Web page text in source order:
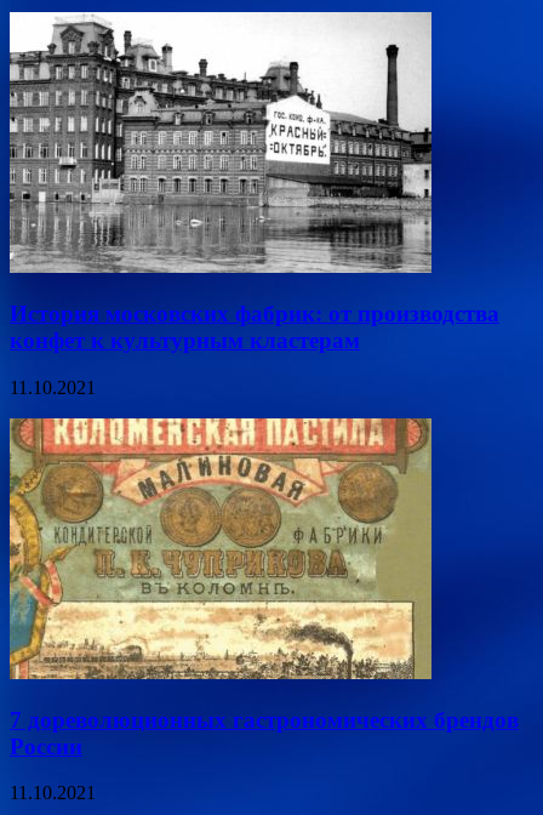
История московских фабрик: от производства
конфет к культурным кластерам
11.10.2021
7 дореволюционных гастрономических брендов
России
11.10.2021